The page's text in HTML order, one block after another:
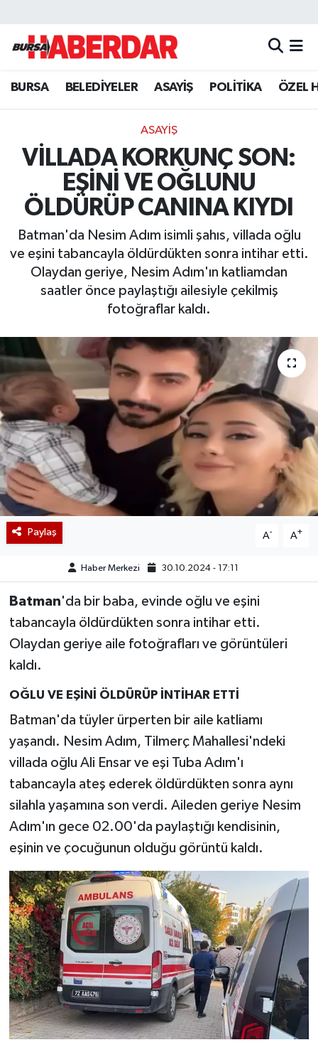
BURSA BELEDİYELER ASAYİŞ POLİTİKA ÖZEL
ASAYİŞ
VİLLADA KORKUNÇ SON:
EŞİNİ VE OĞLUNU
ÖLDÜRÜP CANINA KIYDI
Batman'da Nesim Adım isimli şahıs, villada oğlu
ve eşini tabancayla öldürdükten sonra intihar etti.
Olaydan geriye, Nesim Adım'ın katliamdan
saatler önce paylaştığı ailesiyle çekilmiş
fotoğraflar kaldı.
Paylaş A- A+
Haber Merkezi 30.10.2024 - 17:11
Batman'da bir baba, evinde oğlu ve eşini
tabancayla öldürdükten sonra intihar etti.
Olaydan geriye aile fotoğrafları ve görüntüleri
kaldı.
OĞLU VE EŞİNİ ÖLDÜRÜP İNTİHAR ETTİ
Batman'da tüyler ürperten bir aile katliamı
yaşandı. Nesim Adım, Tilmerç Mahallesi'ndeki
villada oğlu Ali Ensar ve eşi Tuba Adım'ı
tabancayla ateş ederek öldürdükten sonra aynı
silahla yaşamına son verdi. Aileden geriye Nesim
Adım'ın gece 02.00'da paylaştığı kendisinin,
eşinin ve çocuğunun olduğu görüntü kaldı.
Hava Durumu
Trafik Durumu
Süper Lig Puan Durumu ve Fikstür
Tüm Manşetler
Son Dakika Haberleri
Haber Arşivi